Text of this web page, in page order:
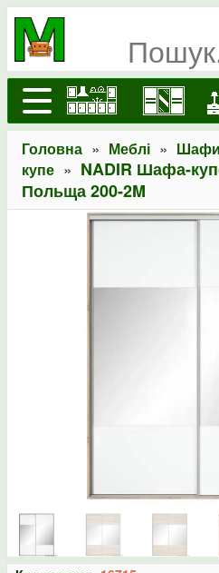
Головна » Меблі » Шафи
купе » NADIR Шафа-
Польща 200-2M